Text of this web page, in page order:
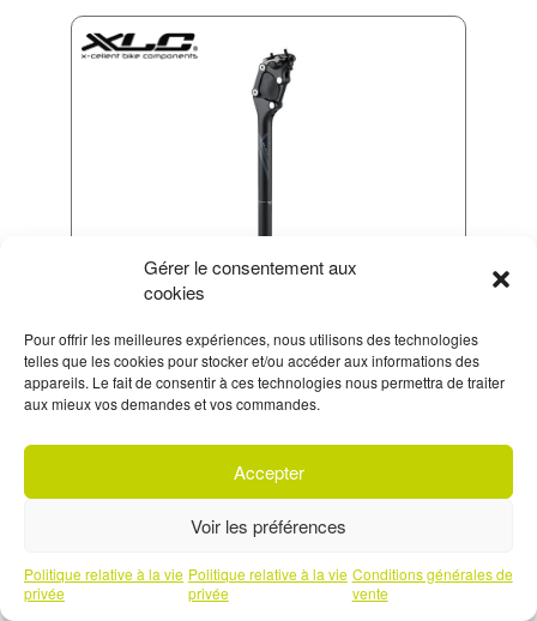
Gérer le consentement aux
cookies
Pour offrir les meilleures expériences, nous utilisons des technologies
telles que les cookies pour stocker et/ou accéder aux informations des
appareils. Le fait de consentir à ces technologies nous permettra de traiter
aux mieux vos demandes et vos commandes.
Accepter
Voir les préférences
Politique relative à la vie
privée
Politique relative à la vie
privée
Conditions générales de
vente
ÉTAIT :
99,99 €.
EST :
69,99 €.
TIGE DE SELLE
PARALLELOGRAMME 27.2 350MM
100-120 KG
EN STOCK
INITIAL
99,99 €.
ACTUEL
69,99 €.
notre newsletter
avec l'un de nos experts